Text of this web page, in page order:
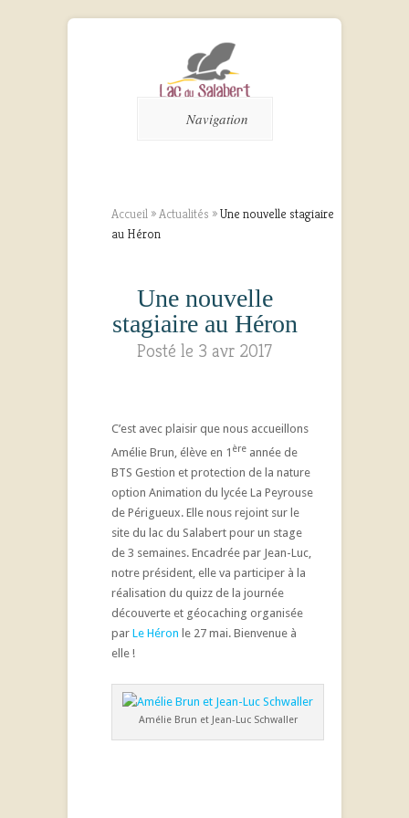
Navigation
Accueil »Actualités »Une nouvelle stagiaire
au Héron
Une nouvelle
stagiaire au Héron
Posté le 3 avr 2017
C’est avec plaisir que nous accueillons
Amélie Brun, élève en 1 ère année de
BTS Gestion et protection de la nature
option Animation du lycée La Peyrouse
de Périgueux. Elle nous rejoint sur le
site du lac du Salabert pour un stage
de 3 semaines. Encadrée par Jean-Luc,
notre président, elle va participer à la
réalisation du quizz de la journée
découverte et géocaching organisée
par Le Héron le 27 mai. Bienvenue à
elle !
Amélie Brun et Jean-Luc Schwaller